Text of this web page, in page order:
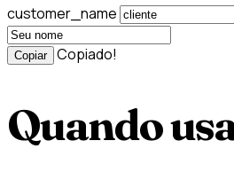
customer_name
Copiar Copiado!
Quando